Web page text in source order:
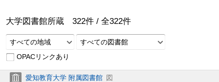
大学図書館所蔵 322件 / 全322件
すべての地域
すべての図書館
OPACリンクあり
愛知教育大学 附属図書館 図